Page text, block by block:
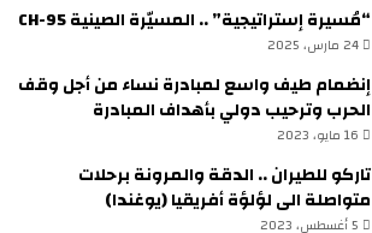
“مُسيرة إستراتيجية” .. المسيّرة الصينية CH-95
24 مارس، 2025
إنضمام طيف واسع لمبادرة نساء من أجل وقف
الحرب وترحيب دولي بأهداف المبادرة
16 مايو، 2023
تاركو للطيران .. الدقة والمرونة برحلات
متواصلة الى لؤلؤة أفريقيا (يوغندا)
5 أغسطس، 2023